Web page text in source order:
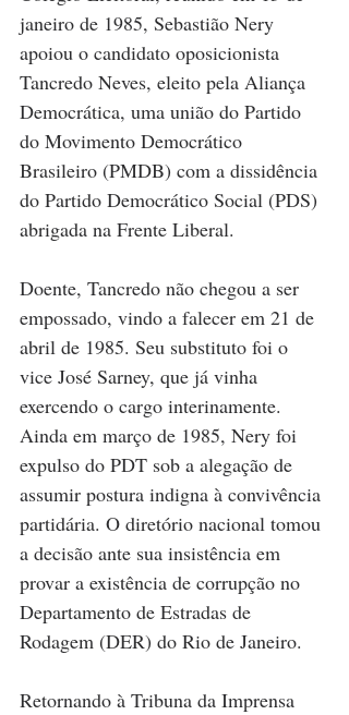
janeiro de 1985, Sebastião Nery
apoiou o candidato oposicionista
Tancredo Neves, eleito pela Aliança
Democrática, uma união do Partido
do Movimento Democrático
Brasileiro (PMDB) com a dissidência
do Partido Democrático Social (PDS)
abrigada na Frente Liberal.
Doente, Tancredo não chegou a ser
empossado, vindo a falecer em 21 de
abril de 1985. Seu substituto foi o
vice José Sarney, que já vinha
exercendo o cargo interinamente.
Ainda em março de 1985, Nery foi
expulso do PDT sob a alegação de
assumir postura indigna à convivência
partidária. O diretório nacional tomou
a decisão ante sua insistência em
provar a existência de corrupção no
Departamento de Estradas de
Rodagem (DER) do Rio de Janeiro.
Retornando à Tribuna da Imprensa